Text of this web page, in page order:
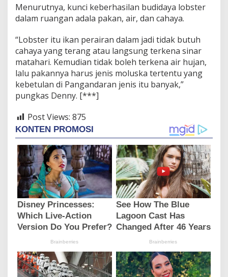
Menurutnya, kunci keberhasilan budidaya lobster
dalam ruangan adala pakan, air, dan cahaya.
“Lobster itu ikan perairan dalam jadi tidak butuh
cahaya yang terang atau langsung terkena sinar
matahari. Kemudian tidak boleh terkena air hujan,
lalu pakannya harus jenis moluska tertentu yang
kebetulan di Pangandaran jenis itu banyak,”
pungkas Denny. [***]
Post Views: 875